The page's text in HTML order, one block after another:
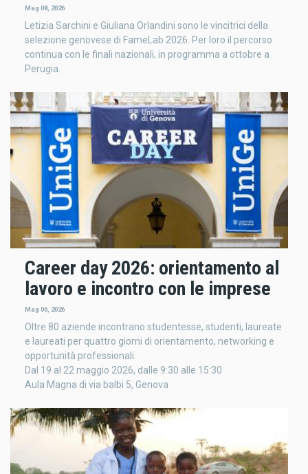
Mag 08, 2026
Letizia Sarchini e Giuliana Orlandini sono le vincitrici della
selezione genovese di FameLab 2026. Per loro il percorso
continua con le finali nazionali, in programma a ottobre a
Perugia.
Career day 2026: orientamento al
lavoro e incontro con le imprese
Mag 06, 2026
Oltre 80 aziende incontrano studentesse, studenti, laureate
e laureati per quattro giorni di orientamento, networking e
opportunità professionali.
Dal 19 al 22 maggio 2026, dalle 9:30 alle 15:30
Aula Magna di via balbi 5, Genova